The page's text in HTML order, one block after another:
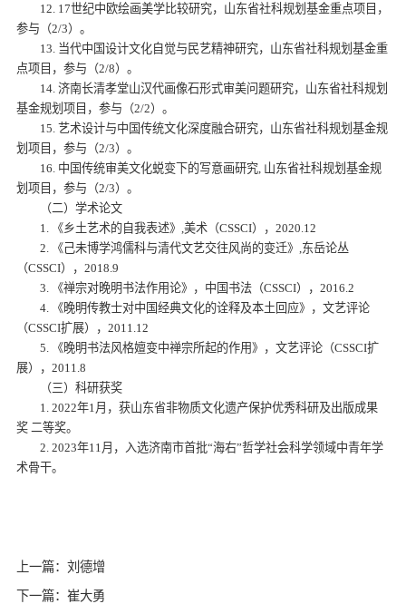
12. 17世纪中欧绘画美学比较研究， 山东省社科规划基金重点项目，
参与（2/3）。
13. 当代中国设计文化自觉与民艺精神研究， 山东省社科规划基金重
点项目，参与（2/8）。
14. 济南长清孝堂山汉代画像石形式审美问题研究， 山东省社科规划
基金规划项目，参与（2/2）。
15. 艺术设计与中国传统文化深度融合研究，山东省社科规划基金规
划项目，参与（2/3）。
16. 中国传统审美文化蜕变下的写意画研究, 山东省社科规划基金规
划项目，参与（2/3）。
（二）学术论文
1. 《乡土艺术的自我表述》,美术（CSSCI），2020.12
2. 《己未博学鸿儒科与清代文艺交往风尚的变迁》,东岳论丛
（CSSCI），2018.9
3. 《禅宗对晚明书法作用论》，中国书法（CSSCI），2016.2
4. 《晚明传教士对中国经典文化的诠释及本土回应》，文艺评论
（CSSCI扩展），2011.12
5. 《晚明书法风格嬗变中禅宗所起的作用》，文艺评论（CSSCI扩
展），2011.8
（三）科研获奖
1. 2022年1月，获山东省非物质文化遗产保护优秀科研及出版成果
奖 二等奖。
2. 2023年11月，入选济南市首批“海右”哲学社会科学领域中青年学
术骨干。
上一篇：刘德增
下一篇：崔大勇